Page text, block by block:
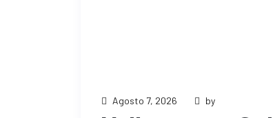
Agosto 7, 2026 by